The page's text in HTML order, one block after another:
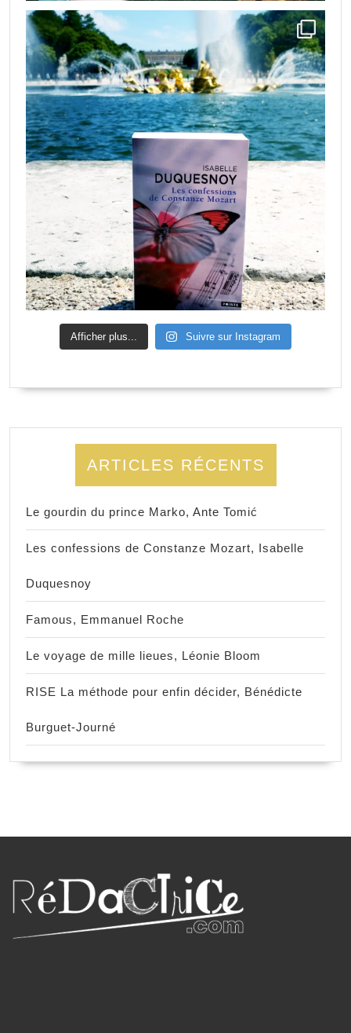
Afficher plus... Suivre sur Instagram
ARTICLES RÉCENTS
Le gourdin du prince Marko, Ante Tomić
Les confessions de Constanze Mozart, Isabelle
Duquesnoy
Famous, Emmanuel Roche
Le voyage de mille lieues, Léonie Bloom
RISE La méthode pour enfin décider, Bénédicte
Burguet-Journé